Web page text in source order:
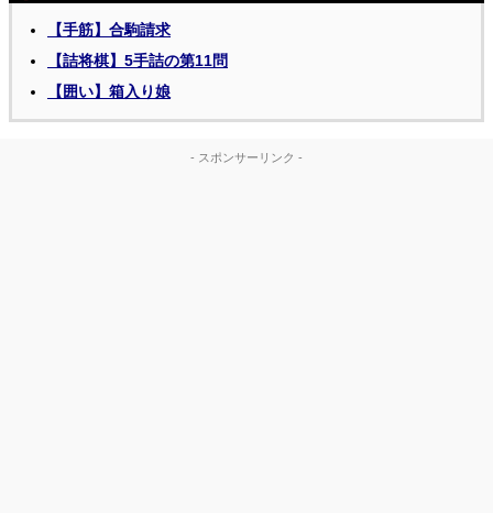
【手筋】合駒請求
【詰将棋】5手詰の第11問
【囲い】箱入り娘
- スポンサーリンク -